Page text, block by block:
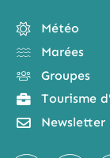
Météo
Marées
Groupes
Tourisme
Newsletter